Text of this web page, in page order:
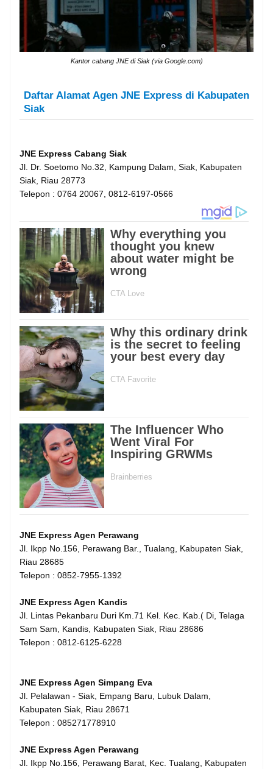
Kantor cabang JNE di Siak (via Google.com)
Daftar Alamat Agen JNE Express di Kabupaten
Siak
JNE Express Cabang Siak
Jl. Dr. Soetomo No.32, Kampung Dalam, Siak, Kabupaten
Siak, Riau 28773
Telepon : 0764 20067, 0812-6197-0566
JNE Express Agen Perawang
Jl. Ikpp No.156, Perawang Bar., Tualang, Kabupaten Siak,
Riau 28685
Telepon : 0852-7955-1392
JNE Express Agen Kandis
Jl. Lintas Pekanbaru Duri Km.71 Kel. Kec. Kab.( Di, Telaga
Sam Sam, Kandis, Kabupaten Siak, Riau 28686
Telepon : 0812-6125-6228
JNE Express Agen Simpang Eva
Jl. Pelalawan - Siak, Empang Baru, Lubuk Dalam,
Kabupaten Siak, Riau 28671
Telepon : 085271778910
JNE Express Agen Perawang
Jl. Ikpp No.156, Perawang Barat, Kec. Tualang, Kabupaten